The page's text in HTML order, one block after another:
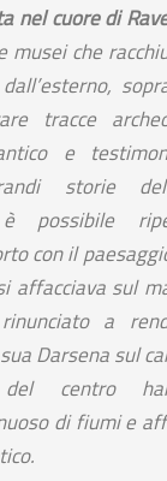
nel cuore di
musei che
tracce
e
storie del
è possibile
con il
affacciava sul
a
Darsena sul
centro
di fiumi e